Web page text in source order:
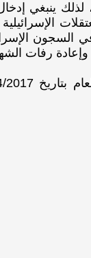
لذلك ينبغي
رفات